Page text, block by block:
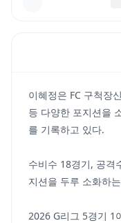
이혜정은 FC 구척장
등 다양한 포지션을
를 기록하고 있다.
수비수 18경기, 공격
지션을 두루 소화하
2026 G리그 5경기 1